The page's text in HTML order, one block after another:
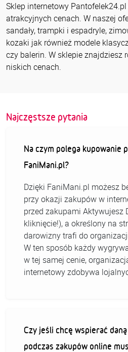
Sklep internetowy
atrakcyjnych cenach. W naszej
sandały, trampki i espadryle,
kozaki jak również modele
czy balerin. W sklepie znajdziesz
niskich cenach.
Najczęstsze pytania
Na czym polega kupowanie
FaniMani.pl?
Dzięki FaniMani.pl możesz
przy okazji zakupów w
przed zakupami Aktywujesz
kliknięcie!), a określony na
darowizny trafi do
W ten sposób każdy
w tej samej cenie,
internetowy zdobywa
Czy jeśli chcę wspierać
podczas zakupów online